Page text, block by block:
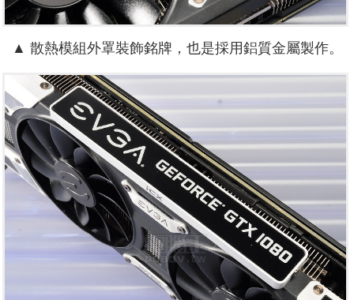
▲ 散熱模組外罩裝飾銘牌，也是採用鋁質金屬製作。